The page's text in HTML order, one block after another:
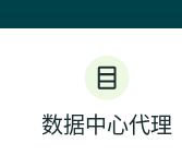
数据中心代理